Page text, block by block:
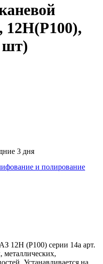
12Н(P100),
шт)
3 дня
и полирование
12Н (Р100) серии 14а арт.
металлических,
Устанавливается на